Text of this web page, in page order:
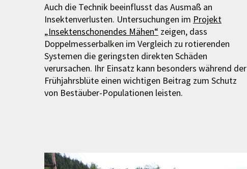
Auch die Technik beeinflusst das Ausmaß an
Insektenverlusten. Untersuchungen im Projekt
„Insektenschonendes Mähen“ zeigen, dass
Doppelmesserbalken im Vergleich zu rotierenden
Systemen die geringsten direkten Schäden
verursachen. Ihr Einsatz kann besonders während der
Frühjahrsblüte einen wichtigen Beitrag zum Schutz
von Bestäuber-Populationen leisten.